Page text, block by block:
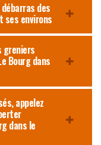
des
ses environs
greniers
Bourg dans
appelez
dans le